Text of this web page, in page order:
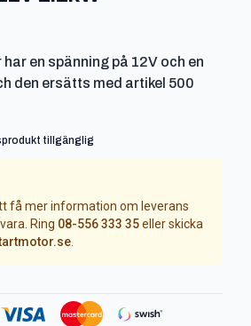
en spänning på 12V och en
den ersätts med artikel 500
tillgänglig
få mer information om leverans
Ring 08-556 333 35eller skicka